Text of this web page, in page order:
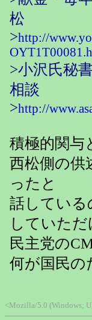
松
>http://
>小沢氏秘
相談
>http://
積極的関与
西松側の供
ったと
話している
していただ
民主党の
何が国民の
<Mozilla/5.0 (Windows;